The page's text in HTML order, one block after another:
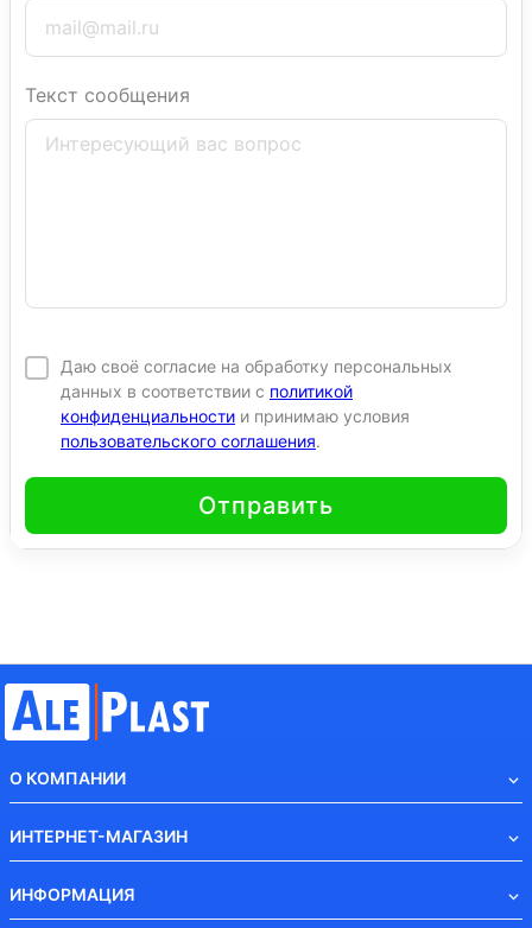
Текст сообщения
Даю своё согласие на обработку персональных
данных в соответствии с политикой
конфиденциальности и принимаю условия
пользовательского соглашения.
Отправить
О КОМПАНИИ
ИНТЕРНЕТ-МАГАЗИН
ИНФОРМАЦИЯ